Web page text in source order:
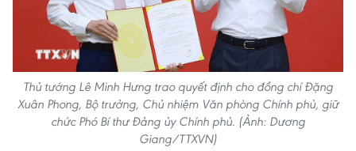
Thủ tướng Lê Minh Hưng trao quyết định cho đồng chí Đặng
Xuân Phong, Bộ trưởng, Chủ nhiệm Văn phòng Chính phủ, giữ
chức Phó Bí thư Đảng ủy Chính phủ. (Ảnh: Dương
Giang/TTXVN)